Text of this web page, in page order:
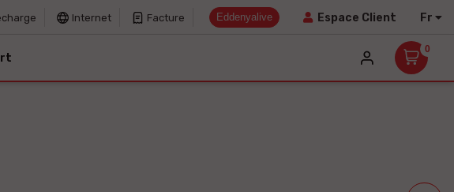
Internet Facture Eddenyalive Espace Client Fr
0